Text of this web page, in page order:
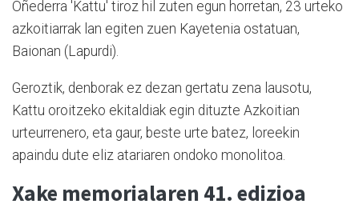
Oñederra 'Kattu' tiroz hil zuten egun horretan, 23 urteko
azkoitiarrak lan egiten zuen Kayetenia ostatuan,
Baionan (Lapurdi).
Geroztik, denborak ez dezan gertatu zena lausotu,
Kattu oroitzeko ekitaldiak egin dituzte Azkoitian
urteurrenero, eta gaur, beste urte batez, loreekin
apaindu dute eliz atariaren ondoko monolitoa.
Xake memorialaren 41. edizioa